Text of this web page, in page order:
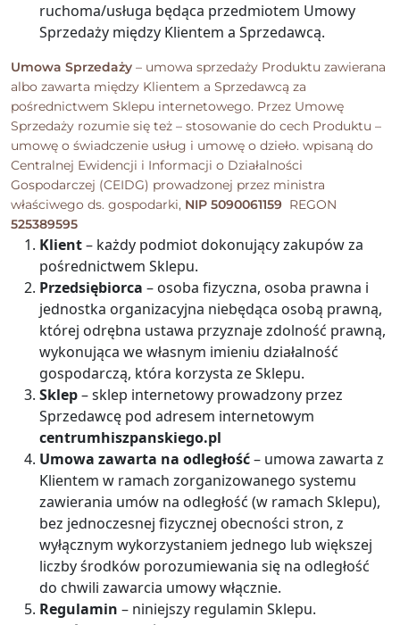
ruchoma/usługa będąca przedmiotem Umowy
Sprzedaży między Klientem a Sprzedawcą.
Umowa Sprzedaży – umowa sprzedaży Produktu zawierana
albo zawarta między Klientem a Sprzedawcą za
pośrednictwem Sklepu internetowego. Przez Umowę
Sprzedaży rozumie się też – stosowanie do cech Produktu –
umowę o świadczenie usług i umowę o dzieło. wpisaną do
Centralnej Ewidencji i Informacji o Działalności
Gospodarczej (CEIDG) prowadzonej przez ministra
właściwego ds. gospodarki, NIP 5090061159 REGON
525389595
Klient– każdy podmiot dokonujący zakupów za
pośrednictwem Sklepu.
Przedsiębiorca – osoba fizyczna, osoba prawna i
jednostka organizacyjna niebędąca osobą prawną,
której odrębna ustawa przyznaje zdolność prawną,
wykonująca we własnym imieniu działalność
gospodarczą, która korzysta ze Sklepu.
Sklep– sklep internetowy prowadzony przez
Sprzedawcę pod adresem internetowym
centrumhiszpanskiego.pl
Umowa zawarta na odległość– umowa zawarta z
Klientem w ramach zorganizowanego systemu
zawierania umów na odległość (w ramach Sklepu),
bez jednoczesnej fizycznej obecności stron, z
wyłącznym wykorzystaniem jednego lub większej
liczby środków porozumiewania się na odległość
do chwili zawarcia umowy włącznie.
Regulamin – niniejszy regulamin Sklepu.